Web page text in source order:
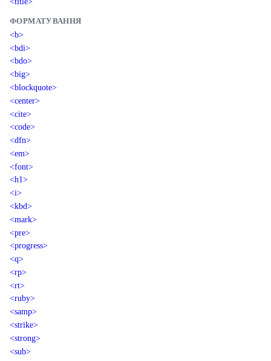
ФОРМАТУВАННЯ
<b>
<bdi>
<bdo>
<big>
<blockquote>
<center>
<cite>
<code>
<dfn>
<em>
<font>
<h1>
<i>
<kbd>
<mark>
<pre>
<progress>
<q>
<rp>
<rt>
<ruby>
<samp>
<strike>
<strong>
<sub>